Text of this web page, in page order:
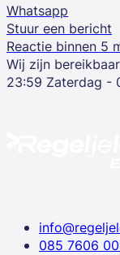
Whatsapp
Stuur een bericht
Reactie binnen 5
Wij zijn
23:59 Zaterdag -
085 7606